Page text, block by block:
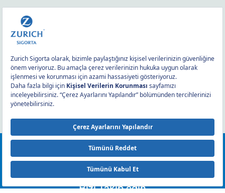
0212 393 2000
Bizi Takip edin